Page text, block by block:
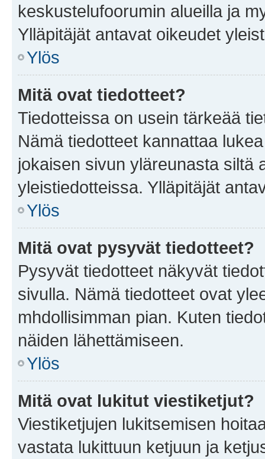
keskustelufoorumin alueilla ja
Ylläpitäjät antavat oikeudet
Ylös
Mitä ovat tiedotteet?
Tiedotteissa on usein tärkeää
Nämä tiedotteet kannattaa
jokaisen sivun yläreunasta siltä
yleistiedotteissa. Ylläpitäjät
Ylös
Mitä ovat pysyvät tiedotteet?
Pysyvät tiedotteet näkyvät
sivulla. Nämä tiedotteet ovat
mhdollisimman pian. Kuten
näiden lähettämiseen.
Ylös
Mitä ovat lukitut viestiketjut?
Viestiketjujen lukitsemisen
vastata lukittuun ketjuun ja